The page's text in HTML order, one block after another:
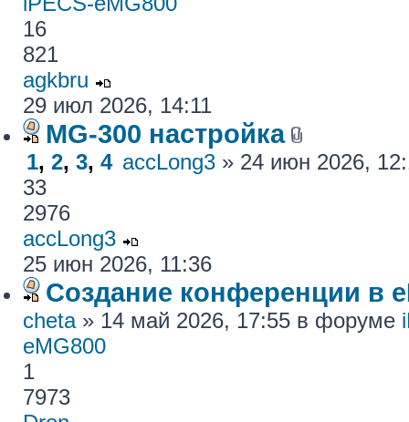
16
821
agkbru
29 июл 2026, 14:11
MG-300 настройка
1, 2, 3, 4 accLong3 » 24 июн 2026,
33
2976
accLong3
25 июн 2026, 11:36
Создание конференции в
cheta» 14 май 2026, 17:55 в форуме
eMG800
1
7973